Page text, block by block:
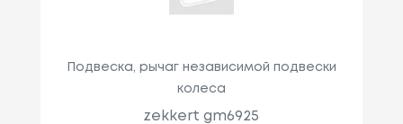
Подвеска, рычаг независимой подвески
колеса
zekkert gm6925